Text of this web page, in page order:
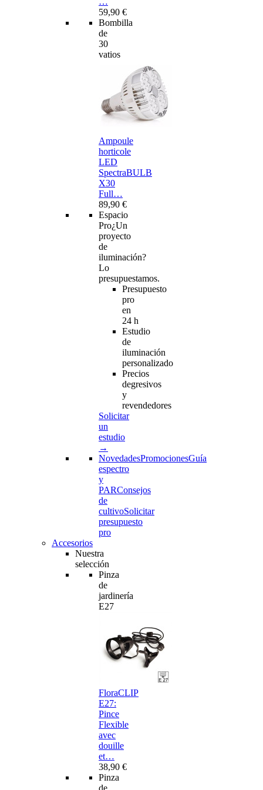
59,90 €
Bombilla
de
30
vatios
Ampoule
horticole
LED
SpectraBULB
X30
Full…
89,90 €
Espacio
Pro¿Un
proyecto
de
iluminación?
Lo
presupuestamos.
Presupuesto
pro
en
24 h
Estudio
de
iluminación
personalizado
Precios
degresivos
y
revendedores
Solicitar
un
estudio
→
NovedadesPromocionesGuía
espectro
y
PARConsejos
de
cultivoSolicitar
presupuesto
pro
Accesorios
Nuestra
selección
Pinza
de
jardinería
E27
FloraCLIP
E27:
Pince
Flexible
avec
douille
et…
38,90 €
Pinza
de